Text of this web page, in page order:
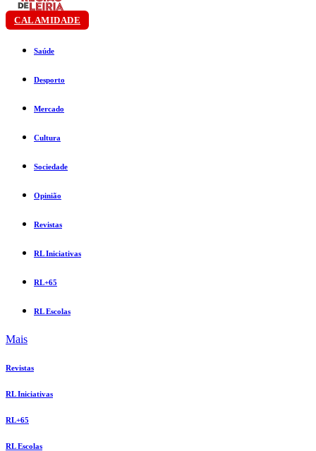
CALAMIDADE
Saúde
Desporto
Mercado
Cultura
Sociedade
Opinião
Revistas
RL Iniciativas
RL+65
RL Escolas
Mais
Revistas
RL Iniciativas
RL+65
RL Escolas